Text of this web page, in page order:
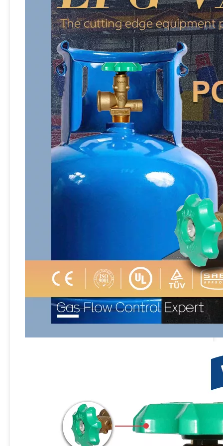
Sian V6S2 LPG Cylinder Pol Valves 25e Propana Tank Valve untuk Filipina
Sian safety kuningan lpg katup kontrol silinder v9s2 dapur kompor kompor pol valves Sian V6S3 LPG Cylinder Pol Valve Propana Gas Tank Valves Untuk Vietnam
Sian LPG Cylinder Valves Produsen UL Certification Brass Propana Pol Tank Vavle Untuk Filipina